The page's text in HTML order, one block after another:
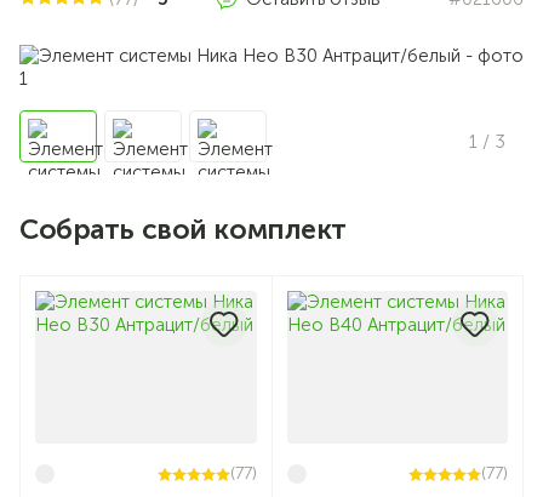
1 / 3
Собрать свой комплект
(77) (77)